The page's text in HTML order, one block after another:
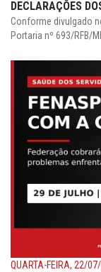
DECLARAÇÕES
Conforme divulgado
Portaria nº 693/RFB/
QUARTA-FEIRA, 22/